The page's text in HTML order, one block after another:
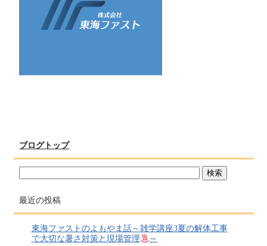
ブログトップ
最近の投稿
東海ファストのよもやま話～雑学講座3夏の解体工事
で大切な暑さ対策と現場管理
～